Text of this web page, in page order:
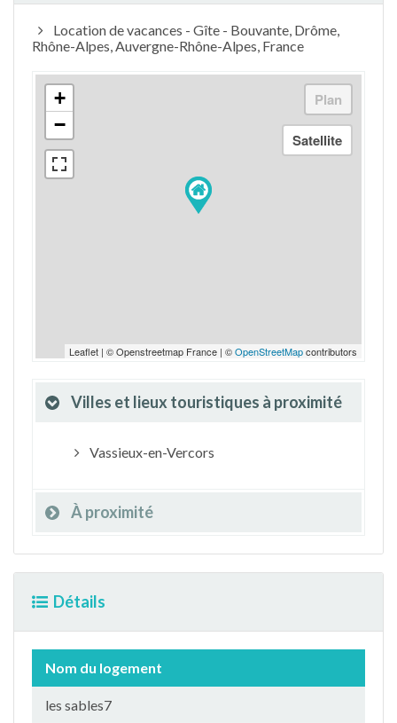
Location de vacances - Gîte - Bouvante, Drôme,
Rhône-Alpes, Auvergne-Rhône-Alpes, France
+
−
Leaflet | © Openstreetmap France | ©OpenStreetMapcontributors
Villes et lieux touristiques à proximité
Vassieux-en-Vercors
À proximité
Détails
Nom du logement
les sables7